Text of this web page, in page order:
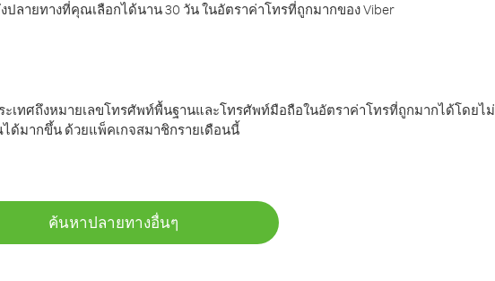
ลายทางที่คุณเลือกได้นาน 30 วัน ในอัตราค่าโทรที่ถูกมากของ Viber
เทศถึงหมายเลขโทรศัพท์พื้นฐานและโทรศัพท์มือถือในอัตราค่าโทรที่ถูกมากได้โดยไม่
ด้มากขึ้น ด้วยแพ็คเกจสมาชิกรายเดือนนี้
ค้นหาปลายทางอื่นๆ